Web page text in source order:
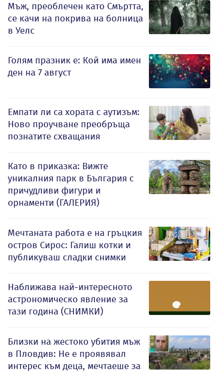
Мъж, преоблечен като Смъртта,
се качи на покрива на болница
в Уелс
Голям празник е: Кой има имен
ден на 7 август
Емпати ли са хората с аутизъм:
Ново проучване преобръща
познатите схващания
Като в приказка: Вижте
уникалния парк в България с
причудливи фигури и
орнаменти (ГАЛЕРИЯ)
Мечтаната работа е на гръцкия
остров Сирос: Галиш котки и
публикуваш сладки снимки
Наближава най-интересното
астрономическо явление за
тази година (СНИМКИ)
Близки на жестоко убития мъж
в Пловдив: Не е проявявал
интерес към деца, мечтаеше за